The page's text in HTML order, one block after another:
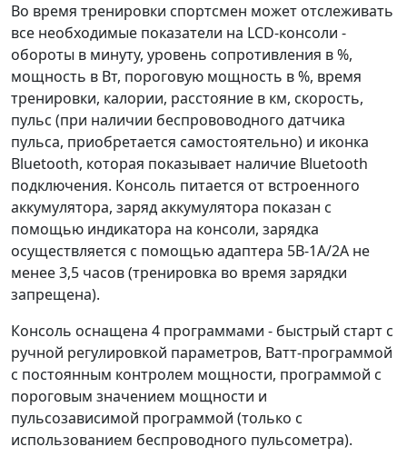
Во время тренировки спортсмен может отслеживать
все необходимые показатели на LCD-консоли -
обороты в минуту, уровень сопротивления в %,
мощность в Вт, пороговую мощность в %, время
тренировки, калории, расстояние в км, скорость,
пульс (при наличии беспрововодного датчика
пульса, приобретается самостоятельно) и иконка
Bluetooth, которая показывает наличие Bluetooth
подключения. Консоль питается от встроенного
аккумулятора, заряд аккумулятора показан с
помощью индикатора на консоли, зарядка
осуществляется с помощью адаптера 5В-1А/2А не
менее 3,5 часов (тренировка во время зарядки
запрещена).
Консоль оснащена 4 программами - быстрый старт с
ручной регулировкой параметров, Ватт-программой
с постоянным контролем мощности, программой с
пороговым значением мощности и
пульсозависимой программой (только с
использованием беспроводного пульсометра).